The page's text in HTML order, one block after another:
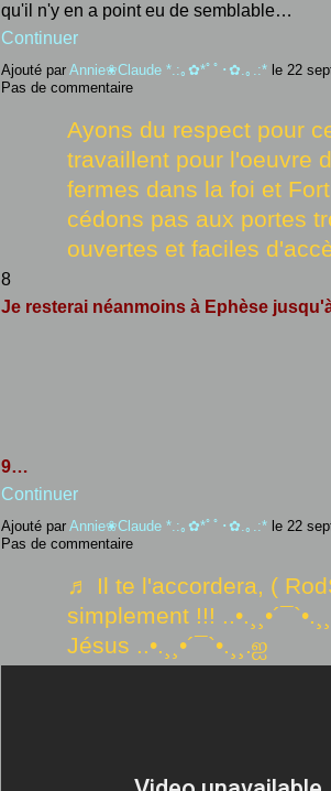
qu'il n'y en a point eu de semblable…
Continuer
Ajouté par Annie❀Claude *.:｡✿*ﾟﾟ･✿.｡.:* le 22
Pas de commentaire
Ayons du respect pour
travaillent pour l'oeuvre
fermes dans la foi et
cédons pas aux portes
ouvertes et faciles
8
Je resterai néanmoins à Ephèse
9…
Continuer
Ajouté par Annie❀Claude *.:｡✿*ﾟﾟ･✿.｡.:* le 22
Pas de commentaire
♬ Il te l'accordera, (
simplement !!!
Jésus ..•.¸¸•´¯`•.¸¸.ஐ